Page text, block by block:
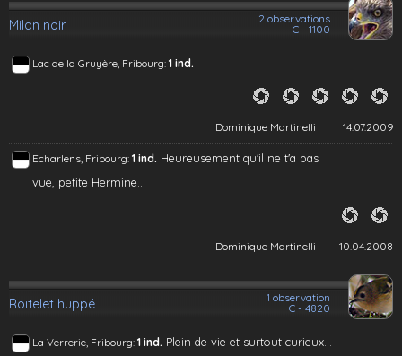
Milan noir
2 observations
C - 1100
Lac de la Gruyère, Fribourg: 1 ind.
Dominique Martinelli 14.07.2009
Echarlens, Fribourg: 1 ind. Heureusement qu'il ne t'a pas
vue, petite Hermine...
Dominique Martinelli 10.04.2008
Roitelet huppé
1 observation
C - 4820
La Verrerie, Fribourg: 1 ind. Plein de vie et surtout curieux...